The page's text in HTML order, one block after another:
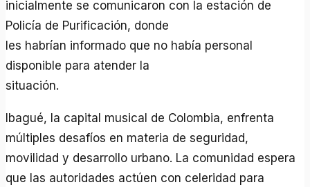
inicialmente se comunicaron con la estación de
Policía de Purificación, donde
les habrían informado que no había personal
disponible para atender la
situación.
Ibagué, la capital musical de Colombia, enfrenta
múltiples desafíos en materia de seguridad,
movilidad y desarrollo urbano. La comunidad espera
que las autoridades actúen con celeridad para